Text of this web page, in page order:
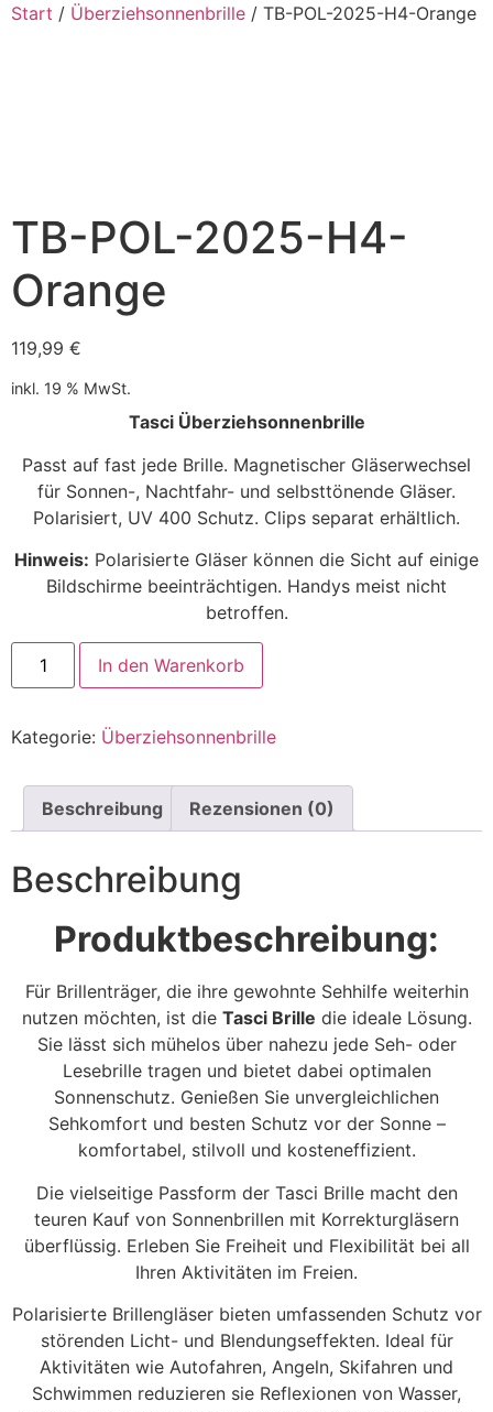
Start / Überziehsonnenbrille / TB-POL-2025-H4-Orange
TB-POL-2025-H4-
Orange
119,99 €
inkl. 19 % MwSt.
Tasci Überziehsonnenbrille
Passt auf fast jede Brille. Magnetischer Gläserwechsel
für Sonnen-, Nachtfahr- und selbsttönende Gläser.
Polarisiert, UV 400 Schutz. Clips separat erhältlich.
Hinweis: Polarisierte Gläser können die Sicht auf einige
Bildschirme beeinträchtigen. Handys meist nicht
betroffen.
In den Warenkorb
Kategorie: Überziehsonnenbrille
Beschreibung Rezensionen (0)
Beschreibung
Produktbeschreibung:
Für Brillenträger, die ihre gewohnte Sehhilfe weiterhin
nutzen möchten, ist die Tasci Brille die ideale Lösung.
Sie lässt sich mühelos über nahezu jede Seh- oder
Lesebrille tragen und bietet dabei optimalen
Sonnenschutz. Genießen Sie unvergleichlichen
Sehkomfort und besten Schutz vor der Sonne –
komfortabel, stilvoll und kosteneffizient.
Die vielseitige Passform der Tasci Brille macht den
teuren Kauf von Sonnenbrillen mit Korrekturgläsern
überflüssig. Erleben Sie Freiheit und Flexibilität bei all
Ihren Aktivitäten im Freien.
Polarisierte Brillengläser bieten umfassenden Schutz vor
störenden Licht- und Blendungseffekten. Ideal für
Aktivitäten wie Autofahren, Angeln, Skifahren und
Schwimmen reduzieren sie Reflexionen von Wasser,